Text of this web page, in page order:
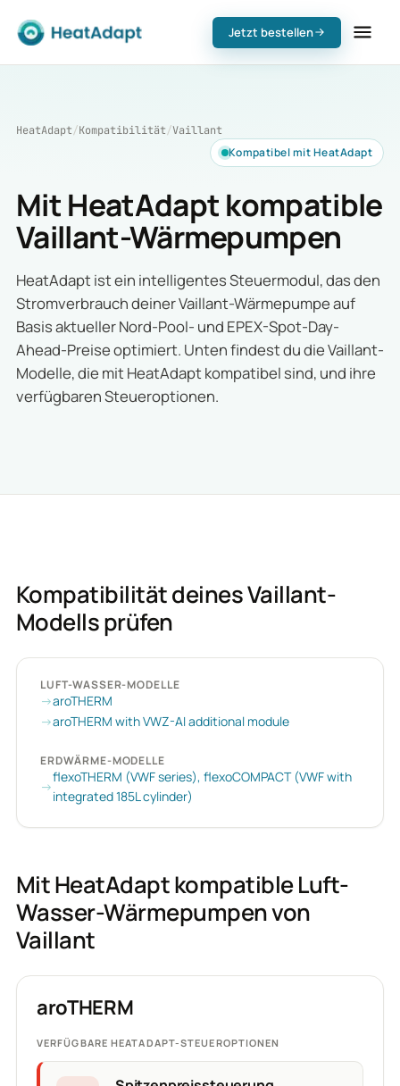
Jetzt bestellen
HeatAdapt/Kompatibilität/Vaillant
Kompatibel mit HeatAdapt
Mit HeatAdapt kompatible
Vaillant-Wärmepumpen
HeatAdapt ist ein intelligentes Steuermodul, das den
Stromverbrauch deiner Vaillant-Wärmepumpe auf
Basis aktueller Nord-Pool- und EPEX-Spot-Day-
Ahead-Preise optimiert. Unten findest du die Vaillant-
Modelle, die mit HeatAdapt kompatibel sind, und ihre
verfügbaren Steueroptionen.
Kompatibilität deines Vaillant-
Modells prüfen
LUFT-WASSER-MODELLE
aroTHERM
aroTHERM with VWZ-AI additional module
ERDWÄRME-MODELLE
flexoTHERM (VWF series), flexoCOMPACT (VWF with
integrated 185L cylinder)
Mit HeatAdapt kompatible Luft-
Wasser-Wärmepumpen von
Vaillant
aroTHERM
VERFÜGBARE HEATADAPT-STEUEROPTIONEN